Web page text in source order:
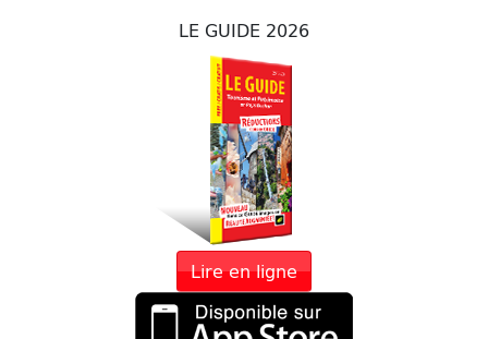
LE GUIDE 2026
Lire en ligne